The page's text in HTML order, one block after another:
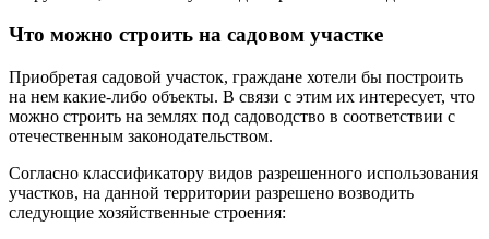
Что можно строить на садовом участке
Приобретая садовой участок, граждане хотели бы построить
на нем какие-либо объекты. В связи с этим их интересует, что
можно строить на землях под садоводство в соответствии с
отечественным законодательством.
Согласно классификатору видов разрешенного использования
участков, на данной территории разрешено возводить
следующие хозяйственные строения: